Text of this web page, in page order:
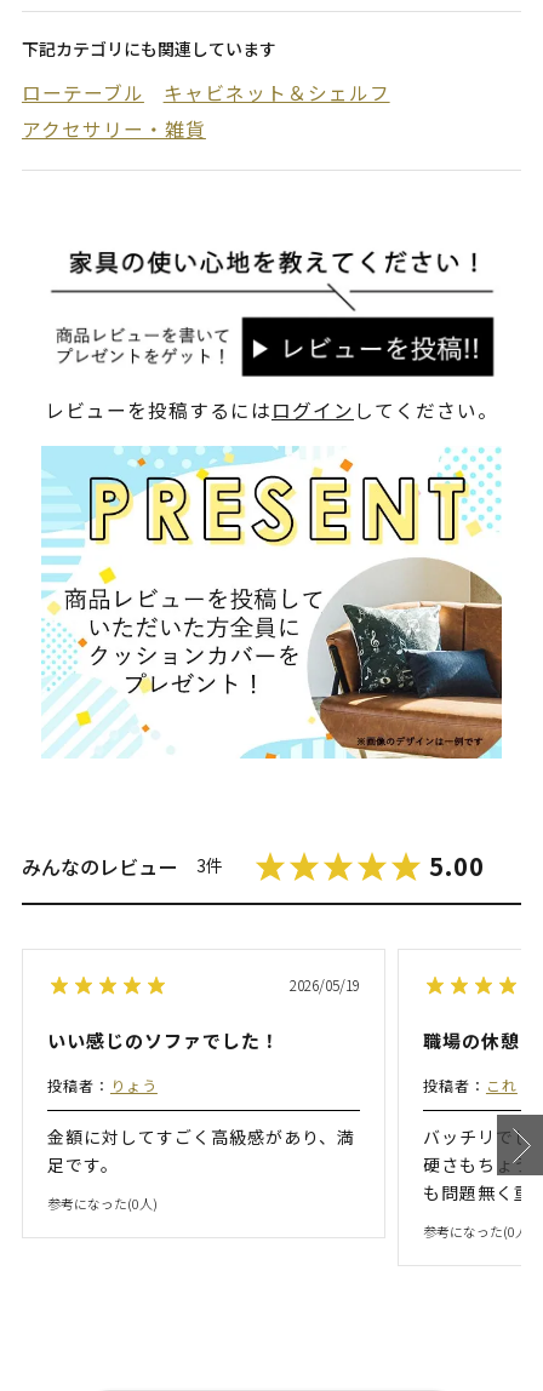
下記カテゴリにも関連しています
ローテーブル
キャビネット＆シェルフ
アクセサリー・雑貨
レビューを投稿するにはログイン してください。
みんなのレビュー 3件 5.00
2026/05/19
いい感じのソファでした！
投稿者： りょう
金額に対してすごく高級感があり、満
足です。
参考になった(0人)
職場の休憩
投稿者： これ
バッチリでし
硬さもちょう
も問題無く重
参考になった(0人)